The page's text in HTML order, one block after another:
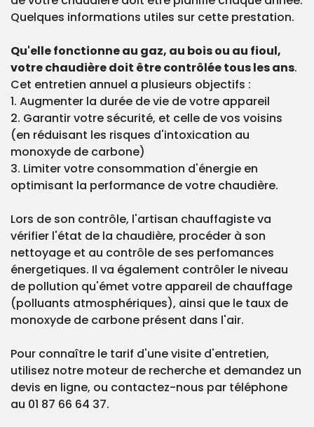
Quelques informations utiles sur cette prestation.
Qu'elle fonctionne au gaz, au bois ou au fioul,
votre chaudière doit être contrôlée tous les ans.
Cet entretien annuel a plusieurs objectifs :
1. Augmenter la durée de vie de votre appareil
2. Garantir votre sécurité, et celle de vos voisins
(en réduisant les risques d'intoxication au
monoxyde de carbone)
3. Limiter votre consommation d'énergie en
optimisant la performance de votre chaudière.
Lors de son contrôle, l'artisan chauffagiste va
vérifier l'état de la chaudière, procéder à son
nettoyage et au contrôle de ses perfomances
énergetiques. Il va également contrôler le niveau
de pollution qu'émet votre appareil de chauffage
(polluants atmosphériques), ainsi que le taux de
monoxyde de carbone présent dans l'air.
Pour connaître le tarif d'une visite d'entretien,
utilisez notre moteur de recherche et demandez un
devis en ligne, ou contactez-nous par téléphone
au 01 87 66 64 37.